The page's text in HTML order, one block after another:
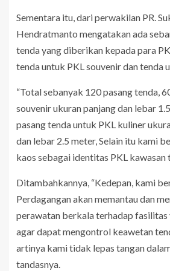
Sementara itu, dari perwakilan PR.
Hendratmanto mengatakan ada
tenda yang diberikan kepada para
tenda untuk PKL souvenir dan tenda
“Total sebanyak 120 pasang tenda,
souvenir ukuran panjang dan lebar
pasang tenda untuk PKL kuliner
dan lebar 2.5 meter, Selain itu kami
kaos sebagai identitas PKL kawasan
Ditambahkannya, “Kedepan, kami
Perdagangan akan memantau dan
perawatan berkala terhadap
agar dapat mengontrol keawetan
artinya kami tidak lepas tangan
tandasnya.